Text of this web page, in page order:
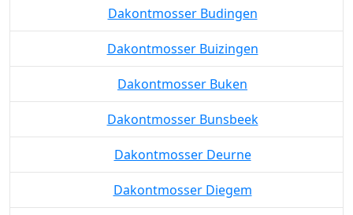
Dakontmosser Budingen
Dakontmosser Buizingen
Dakontmosser Buken
Dakontmosser Bunsbeek
Dakontmosser Deurne
Dakontmosser Diegem